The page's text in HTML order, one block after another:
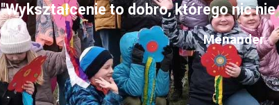
"Wykształcenie to dobro, którego nic
Menander